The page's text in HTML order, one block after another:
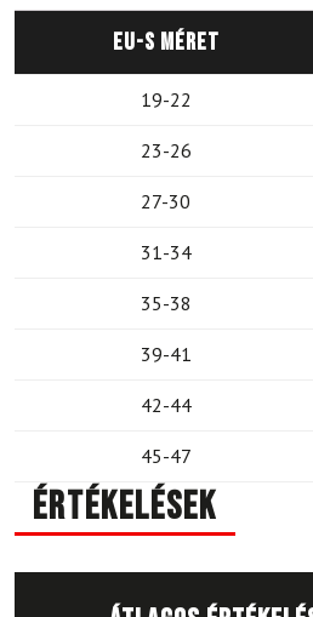
EU-s méret
19-22
23-26
27-30
31-34
35-38
39-41
42-44
45-47
Értékelések